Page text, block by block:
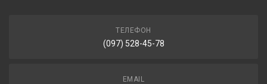
ТЕЛЕФОН
(097) 528-45-78
EMAIL